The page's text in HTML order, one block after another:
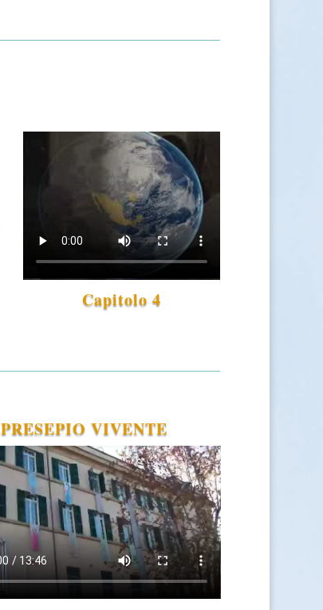
Capitolo 4
PRESEPIO VIVENTE